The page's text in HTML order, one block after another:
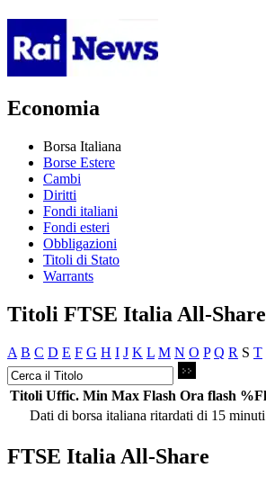
Economia
Borsa Italiana
Borse Estere
Cambi
Diritti
Fondi italiani
Fondi esteri
Obbligazioni
Titoli di Stato
Warrants
Titoli FTSE Italia All-Share
A B C D E F G H I J K L M N O P Q R S T
Titoli Uffic. Min Max Flash Ora flash
Dati di borsa italiana ritardati di 15 minuti
FTSE Italia All-Share